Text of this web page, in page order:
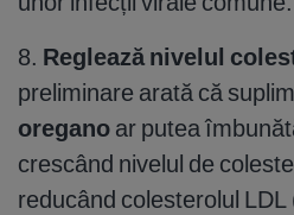
8. Reglează nivelul
preliminare arată că
oregano ar putea
crescând nivelul de
reducând colesterolul LDL